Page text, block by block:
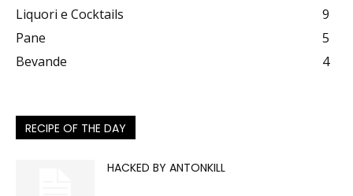
Liquori e Cocktails
9
Pane
5
Bevande
4
RECIPE OF THE DAY
HACKED BY ANTONKILL